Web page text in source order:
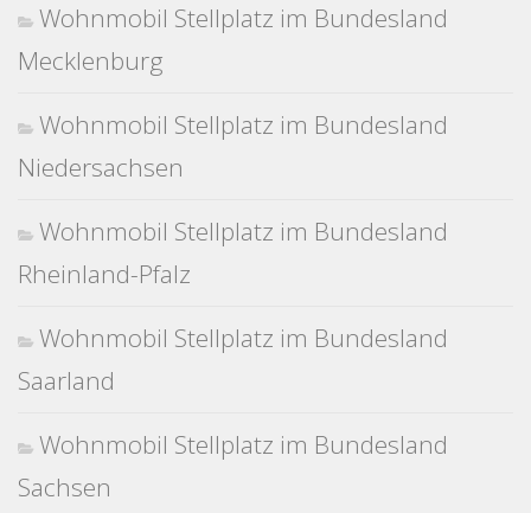
Wohnmobil Stellplatz im Bundesland
Mecklenburg
Wohnmobil Stellplatz im Bundesland
Niedersachsen
Wohnmobil Stellplatz im Bundesland
Rheinland-Pfalz
Wohnmobil Stellplatz im Bundesland
Saarland
Wohnmobil Stellplatz im Bundesland
Sachsen